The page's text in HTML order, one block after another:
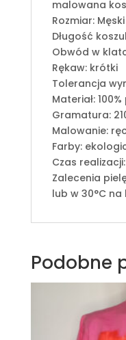
malowana
Rozmiar: Męski
Długość
Obwód w
Rękaw: krótki
Tolerancja
Materiał:
Gramatura:
Malowanie:
Farby:
Czas
Zalecenia
lub w 30°C
Podobne